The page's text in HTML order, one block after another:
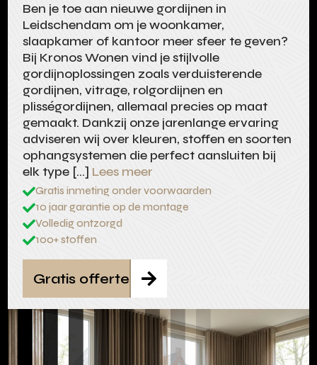
Ben je toe aan nieuwe gordijnen in
Leidschendam om je woonkamer,
slaapkamer of kantoor meer sfeer te geven?
Bij Kronos Wonen vind je stijlvolle
gordijnoplossingen zoals verduisterende
gordijnen, vitrage, rolgordijnen en
plisségordijnen, allemaal precies op maat
gemaakt. Dankzij onze jarenlange ervaring
adviseren wij over kleuren, stoffen en soorten
ophangsystemen die perfect aansluiten bij
elk type […] Lees meer
Gratis inmeting onder voorwaarden
10 jaar garantie op de montage
Volledig ontzorgd
100+ stoffen

Gratis offerte